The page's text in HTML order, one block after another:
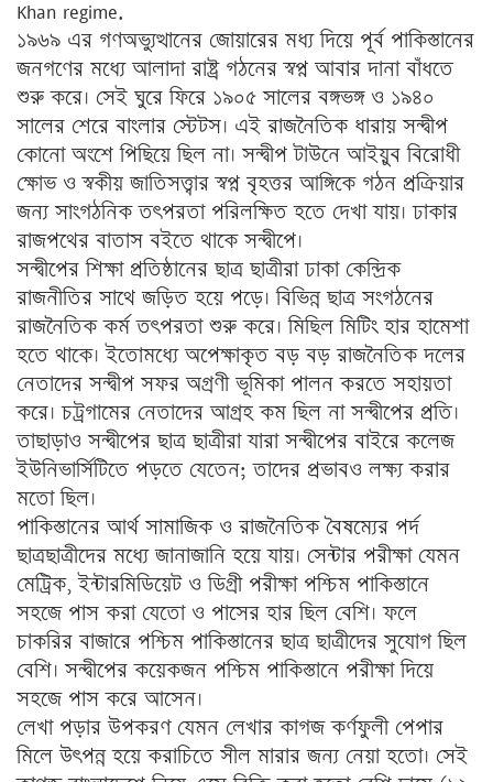
Khan regime.
১৯৬৯ এর গণঅভ্যুত্থানের জোয়ারের মধ্য দিয়ে পূর্ব পাকিস্তানের
জনগণের মধ্যে আলাদা রাষ্ট্র গঠনের স্বপ্ন আবার দানা বাঁধতে
শুরু করে। সেই ঘুরে ফিরে ১৯০৫ সালের বঙ্গভঙ্গ ও ১৯৪০
সালের শেরে বাংলার স্টেটস। এই রাজনৈতিক ধারায় সন্দ্বীপ
কোনো অংশে পিছিয়ে ছিল না। সন্দ্বীপ টাউনে আইয়ুব বিরোধী
ক্ষোভ ও স্বকীয় জাতিসত্ত্বার স্বপ্ন বৃহত্তর আঙ্গিকে গঠন প্রক্রিয়ার
জন্য সাংগঠনিক তৎপরতা পরিলক্ষিত হতে দেখা যায়। ঢাকার
রাজপথের বাতাস বইতে থাকে সন্দ্বীপে।
সন্দ্বীপের শিক্ষা প্রতিষ্ঠানের ছাত্র ছাত্রীরা ঢাকা কেন্দ্রিক
রাজনীতির সাথে জড়িত হয়ে পড়ে। বিভিন্ন ছাত্র সংগঠনের
রাজনৈতিক কর্ম তৎপরতা শুরু করে। মিছিল মিটিং হার হামেশা
হতে থাকে। ইতোমধ্যে অপেক্ষাকৃত বড় বড় রাজনৈতিক দলের
নেতাদের সন্দ্বীপ সফর অগ্রণী ভূমিকা পালন করতে সহায়তা
করে। চট্রগামের নেতাদের আগ্রহ কম ছিল না সন্দ্বীপের প্রতি।
তাছাড়াও সন্দ্বীপের ছাত্র ছাত্রীরা যারা সন্দ্বীপের বাইরে কলেজ
ইউনিভার্সিটিতে পড়তে যেতেন; তাদের প্রভাবও লক্ষ্য করার
মতো ছিল।
পাকিস্তানের আর্থ সামাজিক ও রাজনৈতিক বৈষম্যের পর্দ
ছাত্রছাত্রীদের মধ্যে জানাজানি হয়ে যায়। সেন্টার পরীক্ষা যেমন
মেট্রিক, ইন্টারমিডিয়েট ও ডিগ্রী পরীক্ষা পশ্চিম পাকিস্তানে
সহজে পাস করা যেতো ও পাসের হার ছিল বেশি। ফলে
চাকরির বাজারে পশ্চিম পাকিস্তানের ছাত্র ছাত্রীদের সুযোগ ছিল
বেশি। সন্দ্বীপের কয়েকজন পশ্চিম পাকিস্তানে পরীক্ষা দিয়ে
সহজে পাস করে আসেন।
লেখা পড়ার উপকরণ যেমন লেখার কাগজ কর্ণফুলী পেপার
মিলে উৎপন্ন হয়ে করাচিতে সীল মারার জন্য নেয়া হতো। সেই